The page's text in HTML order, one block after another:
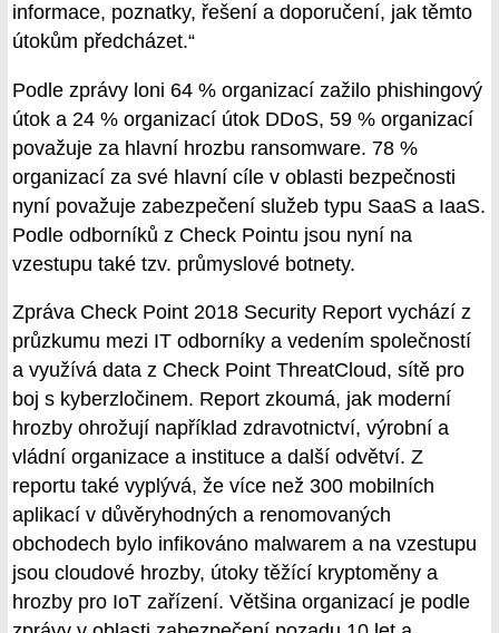
informace, poznatky, řešení a doporučení, jak těmto
útokům předcházet.“
Podle zprávy loni 64 % organizací zažilo phishingový
útok a 24 % organizací útok DDoS, 59 % organizací
považuje za hlavní hrozbu ransomware. 78 %
organizací za své hlavní cíle v oblasti bezpečnosti
nyní považuje zabezpečení služeb typu SaaS a IaaS.
Podle odborníků z Check Pointu jsou nyní na
vzestupu také tzv. průmyslové botnety.
Zpráva Check Point 2018 Security Report vychází z
průzkumu mezi IT odborníky a vedením společností
a využívá data z Check Point ThreatCloud, sítě pro
boj s kyberzločinem. Report zkoumá, jak moderní
hrozby ohrožují například zdravotnictví, výrobní a
vládní organizace a instituce a další odvětví. Z
reportu také vyplývá, že více než 300 mobilních
aplikací v důvěryhodných a renomovaných
obchodech bylo infikováno malwarem a na vzestupu
jsou cloudové hrozby, útoky těžící kryptoměny a
hrozby pro IoT zařízení. Většina organizací je podle